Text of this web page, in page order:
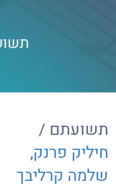
תשועתם /
חיליק פרנק,
שלמה קרליבך